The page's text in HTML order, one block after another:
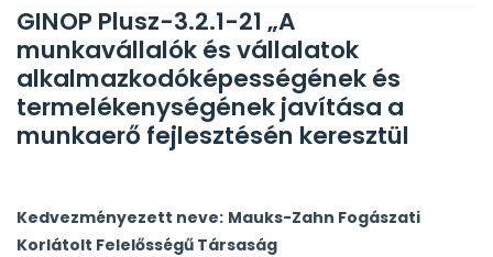
GINOP Plusz-3.2.1-21 „A
munkavállalók és vállalatok
alkalmazkodóképességének és
termelékenységének javítása a
munkaerő fejlesztésén keresztül
Kedvezményezett neve: Mauks-Zahn Fogászati
Korlátolt Felelősségű Társaság